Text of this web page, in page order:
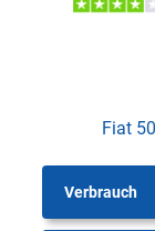
Fiat
Verbrauch